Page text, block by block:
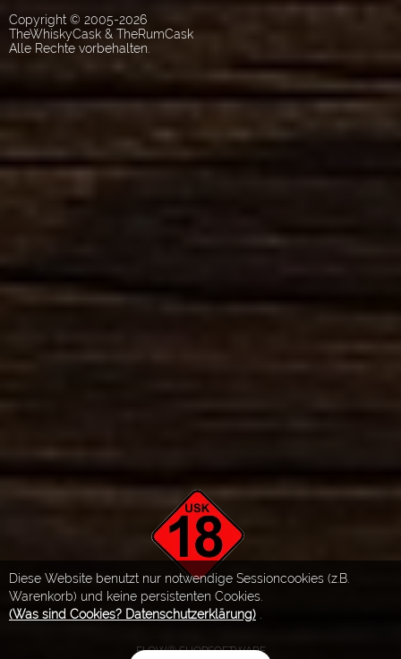
Diese Website benutzt nur notwendige Sessioncookies (z.B.
Warenkorb) und keine persistenten Cookies.
(Was sind Cookies? Datenschutzerklärung)
Copyright © 2005-2026
TheWhiskyCask & TheRumCask
Alle Rechte vorbehalten.
FLOW® SHOPSOFTWARE